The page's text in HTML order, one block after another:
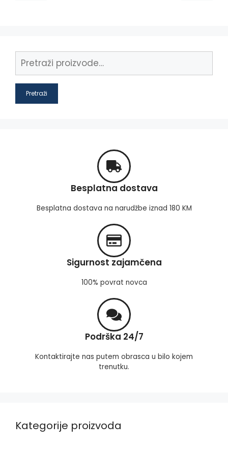
Pretraži
Besplatna dostava
Besplatna dostava na narudžbe iznad 180 KM
Sigurnost zajamčena
100% povrat novca
Podrška 24/7
Kontaktirajte nas putem obrasca u bilo kojem
trenutku.
Kategorije proizvoda